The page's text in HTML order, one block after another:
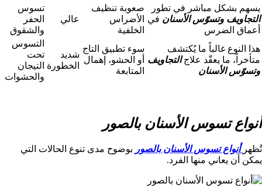
يسهم بشكل مباشر في تطور
التجاويف وتسوّس الأسنان في
أعماق الضرس
صعوبة تنظيف
الأضراس
الخلفية
عالي
تسوس
الحفر
والشقوق
هذا النوع غالباً ما يُكتشف
متأخراً، ما يعقّد علاجالتجاويف
وتسوّس الأسنان
سوء تطبيق التاج
أو الحشو، إهمال
المتابعة
شديد
الخطورة
التسوس
تحت
التيجان
والحشوات
أنواع تسوس الأسنان بالصور
تُظهر أنواع تسوس الأسنان بالصور بوضوح مدى تنوع الحالات التي
يمكن أن يعاني منها الفرد.